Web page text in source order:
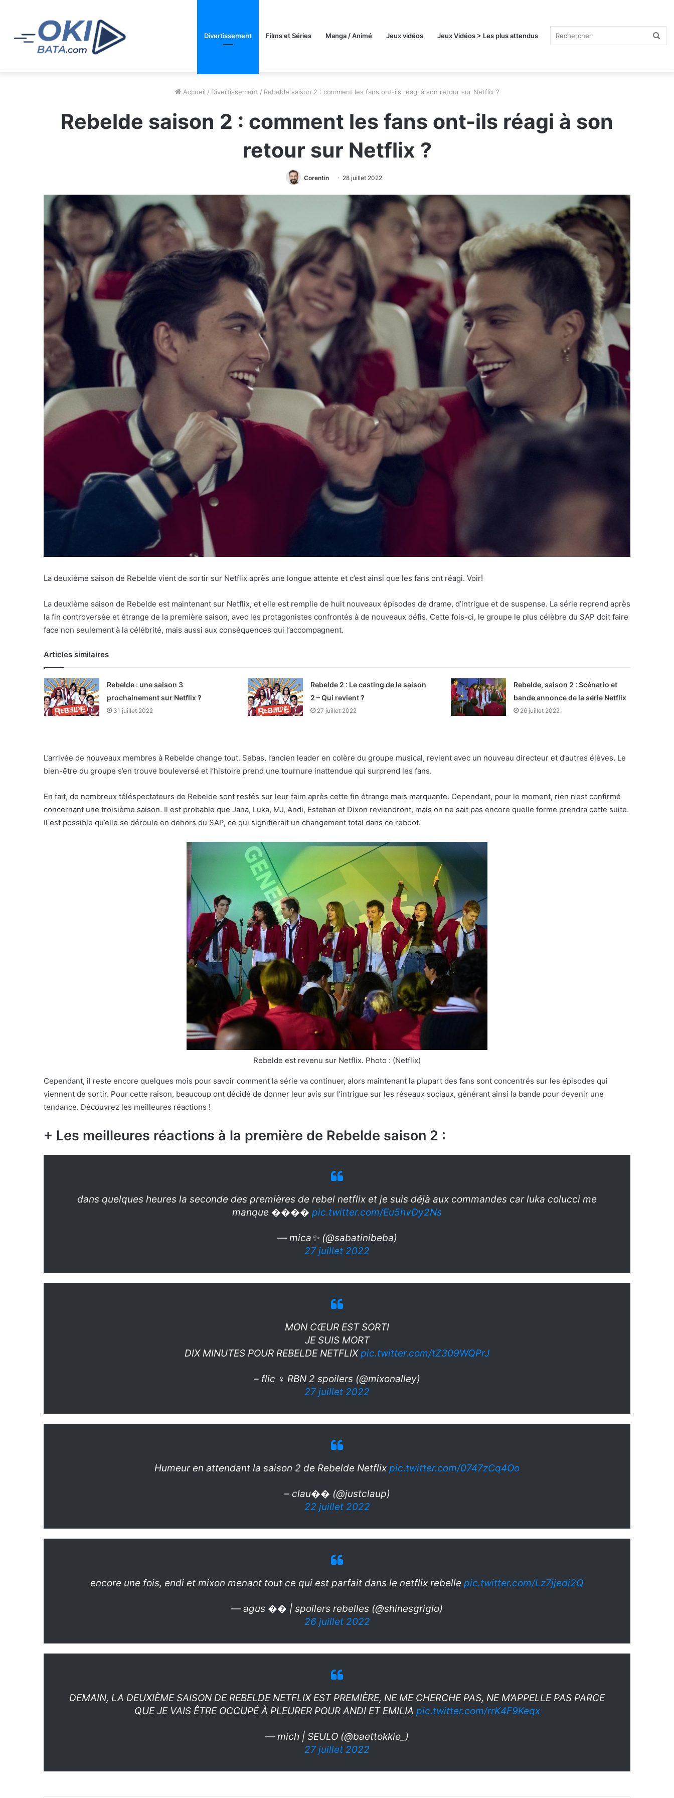
Divertissement Films et Séries Manga / Animé Jeux vidéos Jeux Vidéos > Les plus attendus
Accueil / Divertissement / Rebelde saison 2 : comment les fans ont-ils réagi à son retour sur Netflix ?
Rebelde saison 2 : comment les fans ont-ils réagi à son
retour sur Netflix ?
Corentin 28 juillet 2022
La deuxième saison de Rebelde vient de sortir sur Netflix après une longue attente et c’est ainsi que les fans ont réagi. Voir!
La deuxième saison de Rebelde est maintenant sur Netflix, et elle est remplie de huit nouveaux épisodes de drame, d’intrigue et de suspense. La série reprend après
la fin controversée et étrange de la première saison, avec les protagonistes confrontés à de nouveaux défis. Cette fois-ci, le groupe le plus célèbre du SAP doit faire
face non seulement à la célébrité, mais aussi aux conséquences qui l’accompagnent.
Articles similaires
Rebelde : une saison 3
prochainement sur Netflix ?
31 juillet 2022
Rebelde 2 : Le casting de la saison
2 – Qui revient ?
27 juillet 2022
Rebelde, saison 2 : Scénario et
bande annonce de la série Netflix
26 juillet 2022
L’arrivée de nouveaux membres à Rebelde change tout. Sebas, l’ancien leader en colère du groupe musical, revient avec un nouveau directeur et d’autres élèves. Le
bien-être du groupe s’en trouve bouleversé et l’histoire prend une tournure inattendue qui surprend les fans.
En fait, de nombreux téléspectateurs de Rebelde sont restés sur leur faim après cette fin étrange mais marquante. Cependant, pour le moment, rien n’est confirmé
concernant une troisième saison. Il est probable que Jana, Luka, MJ, Andi, Esteban et Dixon reviendront, mais on ne sait pas encore quelle forme prendra cette suite.
Il est possible qu’elle se déroule en dehors du SAP, ce qui signifierait un changement total dans ce reboot.
Rebelde est revenu sur Netflix. Photo : (Netflix)
Cependant, il reste encore quelques mois pour savoir comment la série va continuer, alors maintenant la plupart des fans sont concentrés sur les épisodes qui
viennent de sortir. Pour cette raison, beaucoup ont décidé de donner leur avis sur l’intrigue sur les réseaux sociaux, générant ainsi la bande pour devenir une
tendance. Découvrez les meilleures réactions !
+ Les meilleures réactions à la première de Rebelde saison 2 :
dans quelques heures la seconde des premières de rebel netflix et je suis déjà aux commandes car luka colucci me
manque ���� pic.twitter.com/Eu5hvDy2Ns
— mica✨ (@sabatinibeba)
27 juillet 2022
MON CŒUR EST SORTI
JE SUIS MORT
DIX MINUTES POUR REBELDE NETFLIXpic.twitter.com/tZ309WQPrJ
– flic ♀️ RBN 2 spoilers (@mixonalley)
27 juillet 2022
Humeur en attendant la saison 2 de Rebelde Netflix pic.twitter.com/0747zCq4Oo
– clau�� (@justclaup)
22 juillet 2022
encore une fois, endi et mixon menant tout ce qui est parfait dans le netflix rebelle pic.twitter.com/Lz7jjedi2Q
— agus �� | spoilers rebelles (@shinesgrigio)
26 juillet 2022
DEMAIN, LA DEUXIÈME SAISON DE REBELDE NETFLIX EST PREMIÈRE, NE ME CHERCHE PAS, NE M’APPELLE PAS PARCE
QUE JE VAIS ÊTRE OCCUPÉ À PLEURER POUR ANDI ET EMILIA pic.twitter.com/rrK4F9Keqx
— mich | SEULO (@baettokkie_)
27 juillet 2022